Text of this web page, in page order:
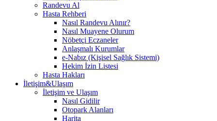
Randevu Al
Hasta Rehberi
Nasıl Randevu Alınır?
Nasıl Muayene Olurum
Nöbetçi Eczaneler
Anlaşmalı Kurumlar
e-Nabız (Kişisel Sağlık Sistemi)
Hekim İzin Listesi
Hasta Hakları
İletişim&Ulaşım
İletişim ve Ulaşım
Nasıl Gidilir
Otopark Alanları
Harita